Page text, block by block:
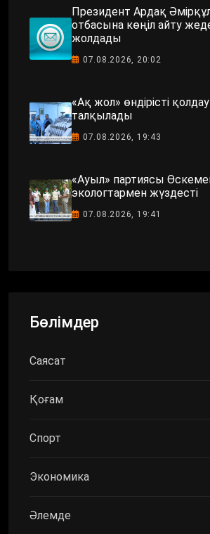
Президент Ардақ
отбасына көңіл айту
жолдады
07.08.2026, 20:02
«Ақ жол» өндірісті
талқылады
07.08.2026, 19:43
«Ауыл» партиясы
экологтармен жүздесті
07.08.2026, 19:41
Бөлімдер
Саясат
Қоғам
Спорт
Экономика
Әлемде